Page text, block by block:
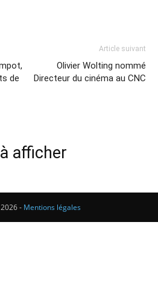
de
Article suivant
Olivier Wolting nommé
Directeur du cinéma au CNC
afficher
- Mentions légales